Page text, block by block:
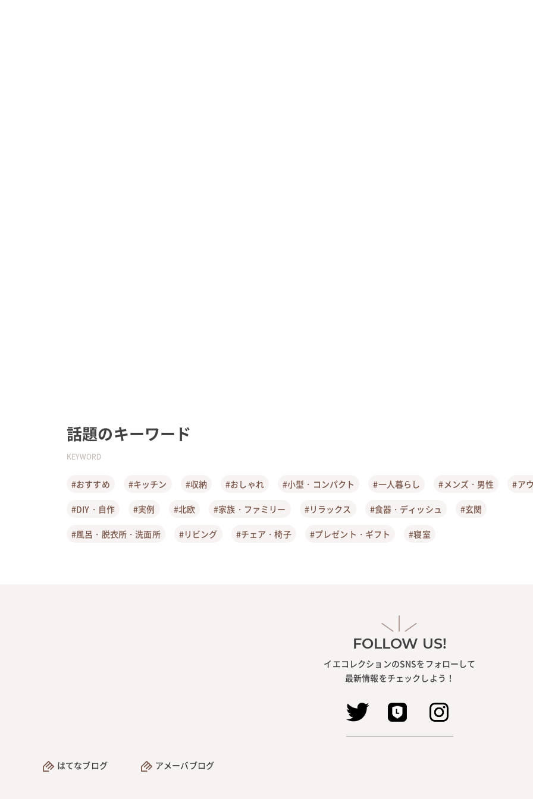
話題のキーワード
KEYWORD
#おすすめ #キッチン #収納 #おしゃれ #小型・コンパクト #一人暮らし #メンズ・男性 #ア
#DIY・自作 #実例 #北欧 #家族・ファミリー #リラックス #食器・ディッシュ #玄関
#風呂・脱衣所・洗面所 #リビング #チェア・椅子 #プレゼント・ギフト #寝室
FOLLOW US!
イエコレクションのSNSをフォローして
最新情報をチェックしよう！
はてなブログ アメーバブログ